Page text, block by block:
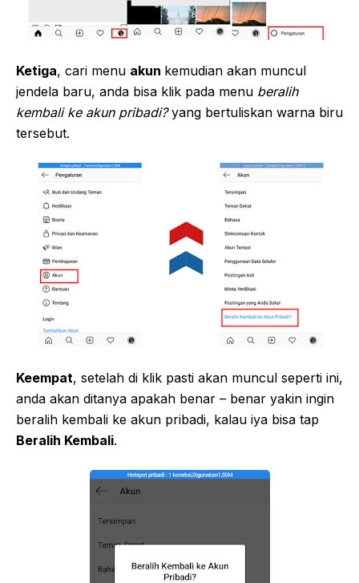
Ketiga, cari menu akun kemudian akan muncul
jendela baru, anda bisa klik pada menu beralih
kembali ke akun pribadi?yang bertuliskan warna biru
tersebut.
Keempat, setelah di klik pasti akan muncul seperti ini,
anda akan ditanya apakah benar – benar yakin ingin
beralih kembali ke akun pribadi, kalau iya bisa tap
Beralih Kembali.